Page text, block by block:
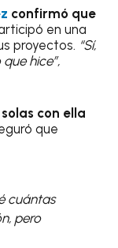
confirmó que
en una
proyectos. “Sí,
hice”,
con ella
que
cuántas
pero